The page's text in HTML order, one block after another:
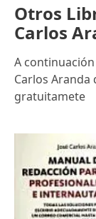
Otros
Carlos
A
Carlos
gratuitamete